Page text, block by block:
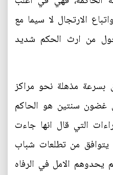
الارتجال لا سيما مع
من ارث الحكم شديد
بسرعة مذهلة نحو مراكز
غضون سنتين هو الحاكم
التي قال انها جاءت
يتوافق من تطلعات شباب
يحدوهم الامل في الرفاه